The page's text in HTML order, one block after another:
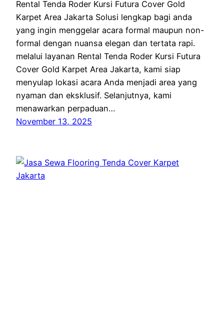
Rental Tenda Roder Kursi Futura Cover Gold
Karpet Area Jakarta Solusi lengkap bagi anda
yang ingin menggelar acara formal maupun non-
formal dengan nuansa elegan dan tertata rapi.
melalui layanan Rental Tenda Roder Kursi Futura
Cover Gold Karpet Area Jakarta, kami siap
menyulap lokasi acara Anda menjadi area yang
nyaman dan eksklusif. Selanjutnya, kami
menawarkan perpaduan…
November 13, 2025